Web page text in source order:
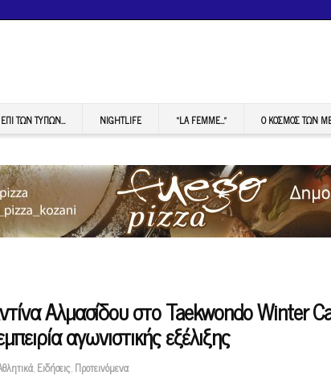
ΕΠI ΤΩΝ ΤΥΠΩΝ… NIGHTLIFE “LA FEMME…” Ο ΚΟΣΜΟΣ ΤΩΝ
Αλμασίδου στο Taekwondo Winter
αγωνιστικής εξέλιξης
,Ειδήσεις,Προτεινόμενα